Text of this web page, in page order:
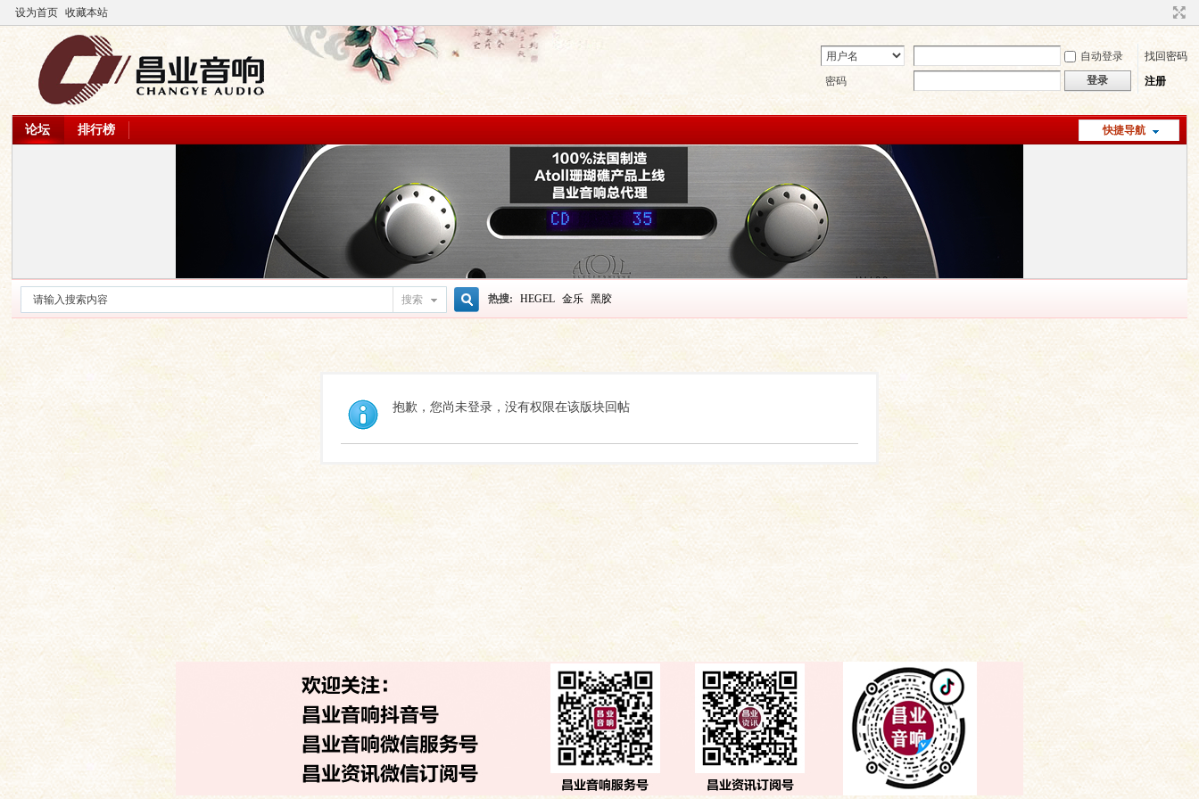
设为首页 收藏本站
自动登录
找回密码
密码
登录 注册
快捷导航
论坛 排行榜
搜索
搜
索
热搜: HEGEL 金乐 黑胶
抱歉，您尚未登录，没有权限在该版块回帖